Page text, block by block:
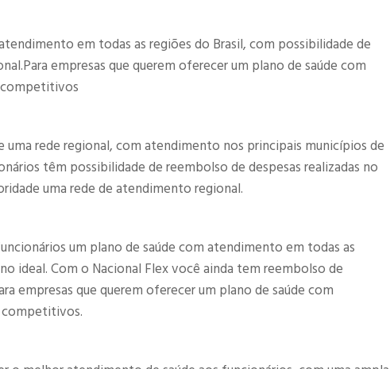
em todas as regiões do Brasil, com possibilidade de
empresas que querem oferecer um plano de saúde com
competitivos​
rede regional, com atendimento nos principais municípios de
têm possibilidade de reembolso de despesas realizadas no
uma rede de atendimento regional.​
um plano de saúde com atendimento em todas as
ideal. Com o Nacional Flex você ainda tem reembolso de
empresas que querem oferecer um plano de saúde com
competitivos.​